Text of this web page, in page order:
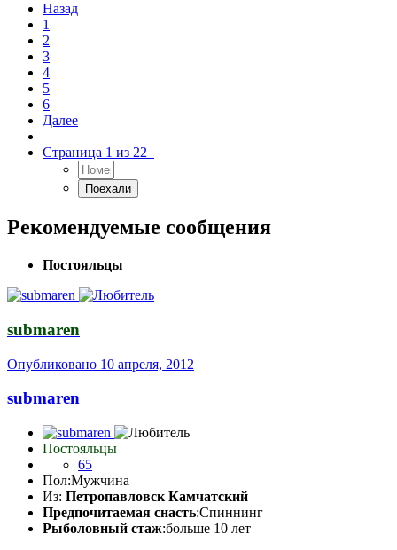
Назад
1
2
3
4
5
6
Далее
Страница 1 из 22
Рекомендуемые сообщения
Постояльцы
submaren
Опубликовано 10 апреля, 2012
submaren
Постояльцы
65
Пол:Мужчина
Из: Петропавловск Камчатский
Предпочитаемая снасть:Спиннинг
Рыболовный стаж:больше 10 лет